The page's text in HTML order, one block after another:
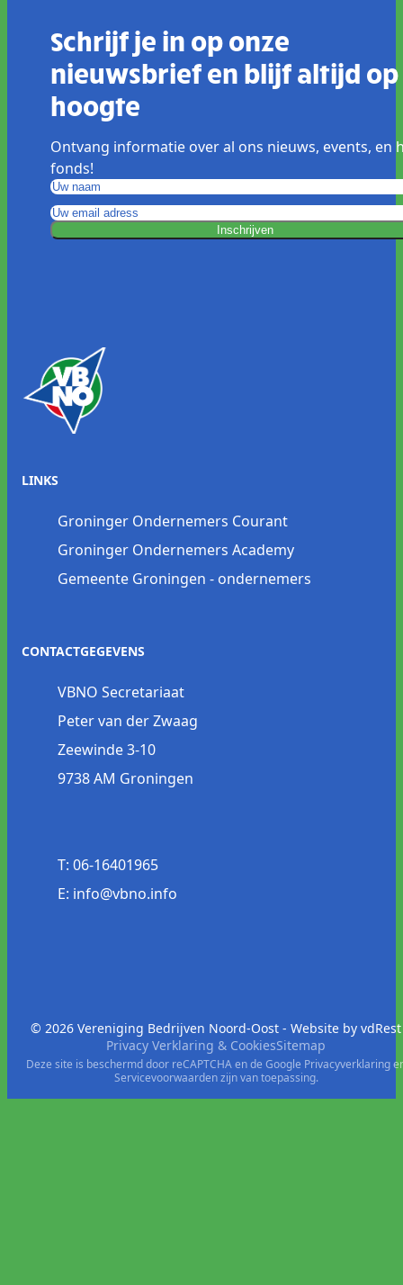
Schrijf je in op onze
nieuwsbrief en blijf altijd op
hoogte
Ontvang informatie over al ons nieuws, events, en
fonds!
Inschrijven
LINKS
Groninger Ondernemers Courant
Groninger Ondernemers Academy
Gemeente Groningen - ondernemers
CONTACTGEGEVENS
VBNO Secretariaat
Peter van der Zwaag
Zeewinde 3-10
9738 AM Groningen
T: 06-16401965
E: info@vbno.info
© 2026 Vereniging Bedrijven Noord-Oost - Website by vdRest
Privacy Verklaring & CookiesSitemap
Deze site is beschermd door reCAPTCHA en de Google Privacyverklaring
Servicevoorwaardenzijn van toepassing.